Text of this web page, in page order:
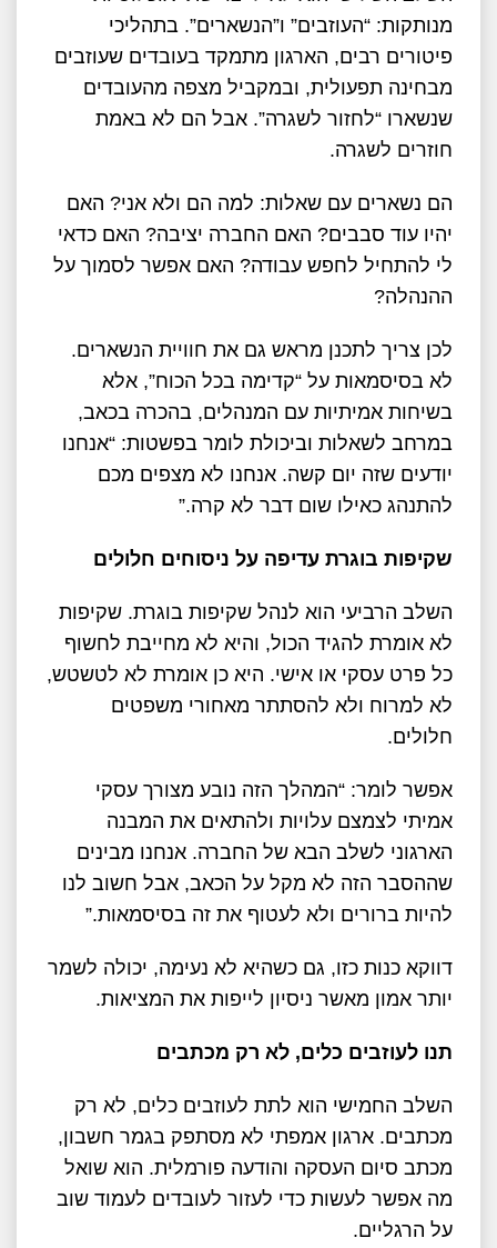
מנותקות: “העוזבים” ו”הנשארים”. בתהליכי
פיטורים רבים, הארגון מתמקד בעובדים שעוזבים
מבחינה תפעולית, ובמקביל מצפה מהעובדים
שנשארו “לחזור לשגרה”. אבל הם לא באמת
חוזרים לשגרה.
הם נשארים עם שאלות: למה הם ולא אני? האם
יהיו עוד סבבים? האם החברה יציבה? האם כדאי
לי להתחיל לחפש עבודה? האם אפשר לסמוך על
ההנהלה?
לכן צריך לתכנן מראש גם את חוויית הנשארים.
לא בסיסמאות על “קדימה בכל הכוח”, אלא
בשיחות אמיתיות עם המנהלים, בהכרה בכאב,
במרחב לשאלות וביכולת לומר בפשטות: “אנחנו
יודעים שזה יום קשה. אנחנו לא מצפים מכם
להתנהג כאילו שום דבר לא קרה.”
שקיפות בוגרת עדיפה על ניסוחים חלולים
השלב הרביעי הוא לנהל שקיפות בוגרת. שקיפות
לא אומרת להגיד הכול, והיא לא מחייבת לחשוף
כל פרט עסקי או אישי. היא כן אומרת לא לטשטש,
לא למרוח ולא להסתתר מאחורי משפטים
חלולים.
אפשר לומר: “המהלך הזה נובע מצורך עסקי
אמיתי לצמצם עלויות ולהתאים את המבנה
הארגוני לשלב הבא של החברה. אנחנו מבינים
שההסבר הזה לא מקל על הכאב, אבל חשוב לנו
להיות ברורים ולא לעטוף את זה בסיסמאות.”
דווקא כנות כזו, גם כשהיא לא נעימה, יכולה לשמר
יותר אמון מאשר ניסיון לייפות את המציאות.
תנו לעוזבים כלים, לא רק מכתבים
השלב החמישי הוא לתת לעוזבים כלים, לא רק
מכתבים. ארגון אמפתי לא מסתפק בגמר חשבון,
מכתב סיום העסקה והודעה פורמלית. הוא שואל
מה אפשר לעשות כדי לעזור לעובדים לעמוד שוב
על הרגליים.